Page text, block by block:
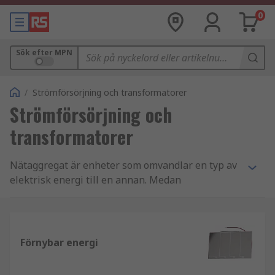
0
Sök efter MPN
/ Strömförsörjning och transformatorer
Strömförsörjning och
transformatorer
Nätaggregat är enheter som omvandlar en typ av
elektrisk energi till en annan. Medan
finns i vardagliga föremål. Som exempel tar
Förnybar energi